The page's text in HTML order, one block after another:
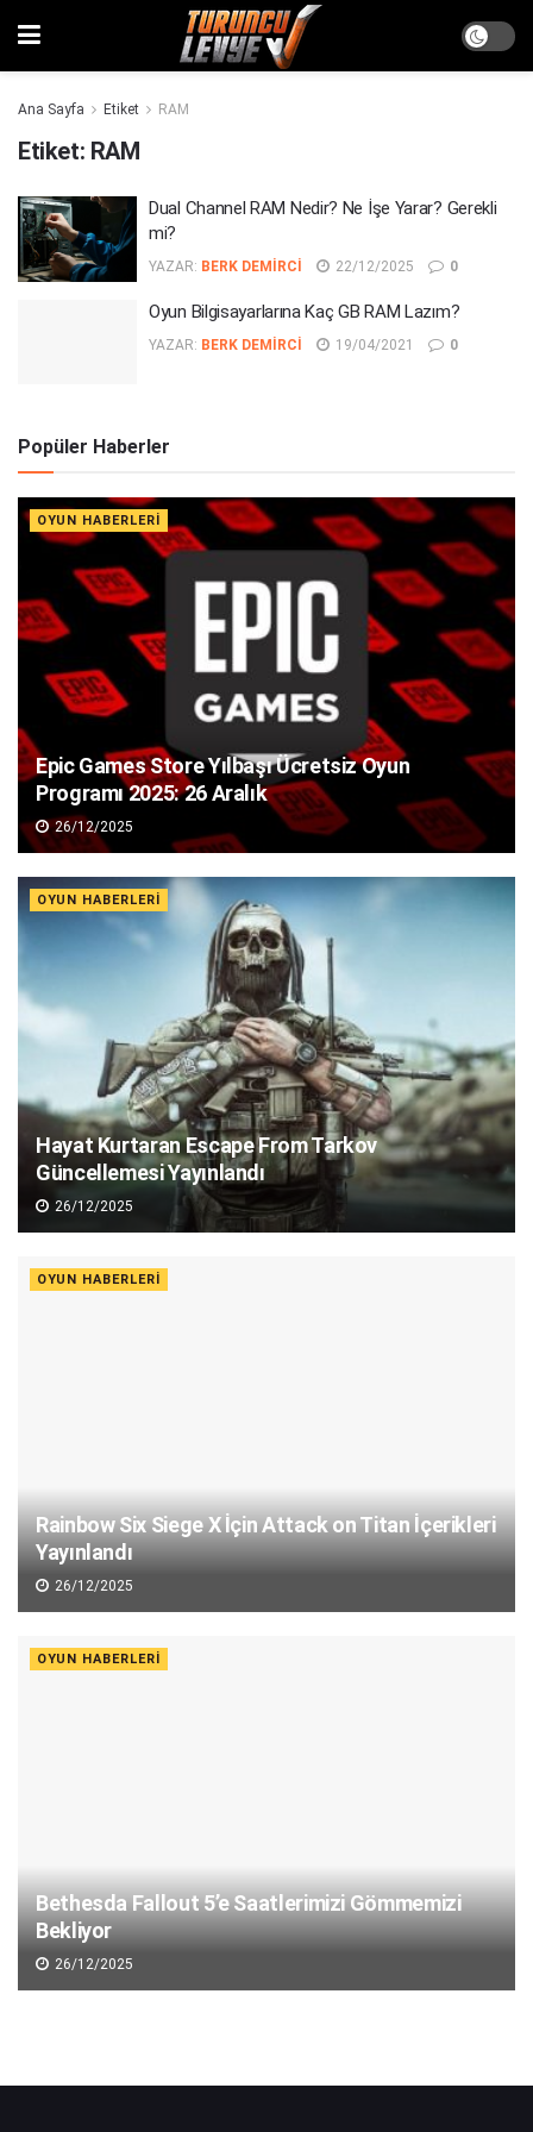
Ana Sayfa Etiket RAM
Etiket: RAM
Dual Channel RAM Nedir? Ne İşe Yarar? Gerekli
mi?
YAZAR: BERK DEMIRCI 22/12/2025 0
Oyun Bilgisayarlarına Kaç GB RAM Lazım?
YAZAR: BERK DEMIRCI 19/04/2021 0
Popüler Haberler
OYUN HABERLERI
Epic Games Store Yılbaşı Ücretsiz Oyun
Programı 2025: 26 Aralık
26/12/2025
OYUN HABERLERI
Hayat Kurtaran Escape From Tarkov
Güncellemesi Yayınlandı
26/12/2025
OYUN HABERLERI
Rainbow Six Siege X İçin Attack on Titan İçerikleri
Yayınlandı
26/12/2025
OYUN HABERLERI
Bethesda Fallout 5’e Saatlerimizi Gömmemizi
Bekliyor
26/12/2025